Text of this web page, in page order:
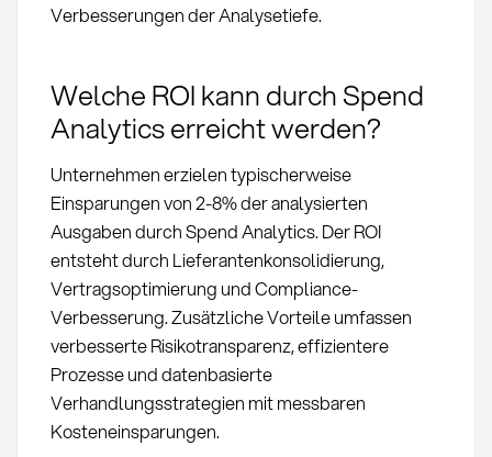
Verbesserungen der Analysetiefe.
Welche ROI kann durch Spend
Analytics erreicht werden?
Unternehmen erzielen typischerweise
Einsparungen von 2-8% der analysierten
Ausgaben durch Spend Analytics. Der ROI
entsteht durch Lieferantenkonsolidierung,
Vertragsoptimierung und Compliance-
Verbesserung. Zusätzliche Vorteile umfassen
verbesserte Risikotransparenz, effizientere
Prozesse und datenbasierte
Verhandlungsstrategien mit messbaren
Kosteneinsparungen.